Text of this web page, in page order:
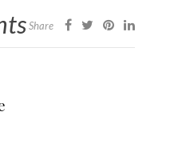
Share